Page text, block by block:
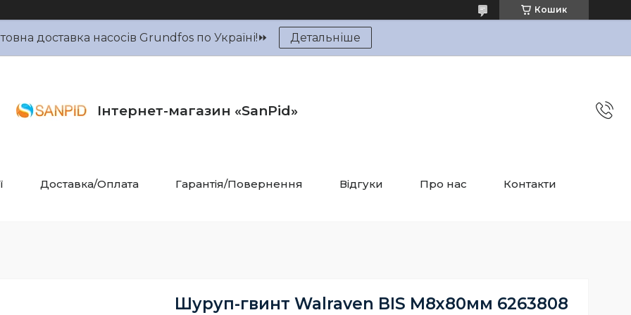
Кошик
доставка насосів Grundfos по Україні!⏩ Детальніше
Інтернет-магазин «SanPid»
Доставка/Оплата Гарантія/Повернення Відгуки Про нас Контакти
Шуруп-гвинт Walraven BIS М8х80мм 6263808